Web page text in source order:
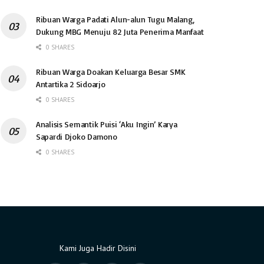
Ribuan Warga Padati Alun-alun Tugu Malang,
Dukung MBG Menuju 82 Juta Penerima Manfaat
0 SHARES
Ribuan Warga Doakan Keluarga Besar SMK
Antartika 2 Sidoarjo
0 SHARES
Analisis Semantik Puisi ‘Aku Ingin’ Karya
Sapardi Djoko Damono
0 SHARES
Kami Juga Hadir Disini